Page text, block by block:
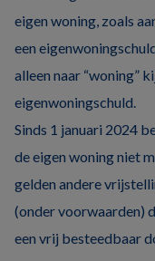
eigen woning, zoals
een
alleen naar “woning”
eigenwoningschuld.
Sinds 1 januari 2024
de eigen woning niet
gelden andere
(onder voorwaarden)
een vrij besteedbaar